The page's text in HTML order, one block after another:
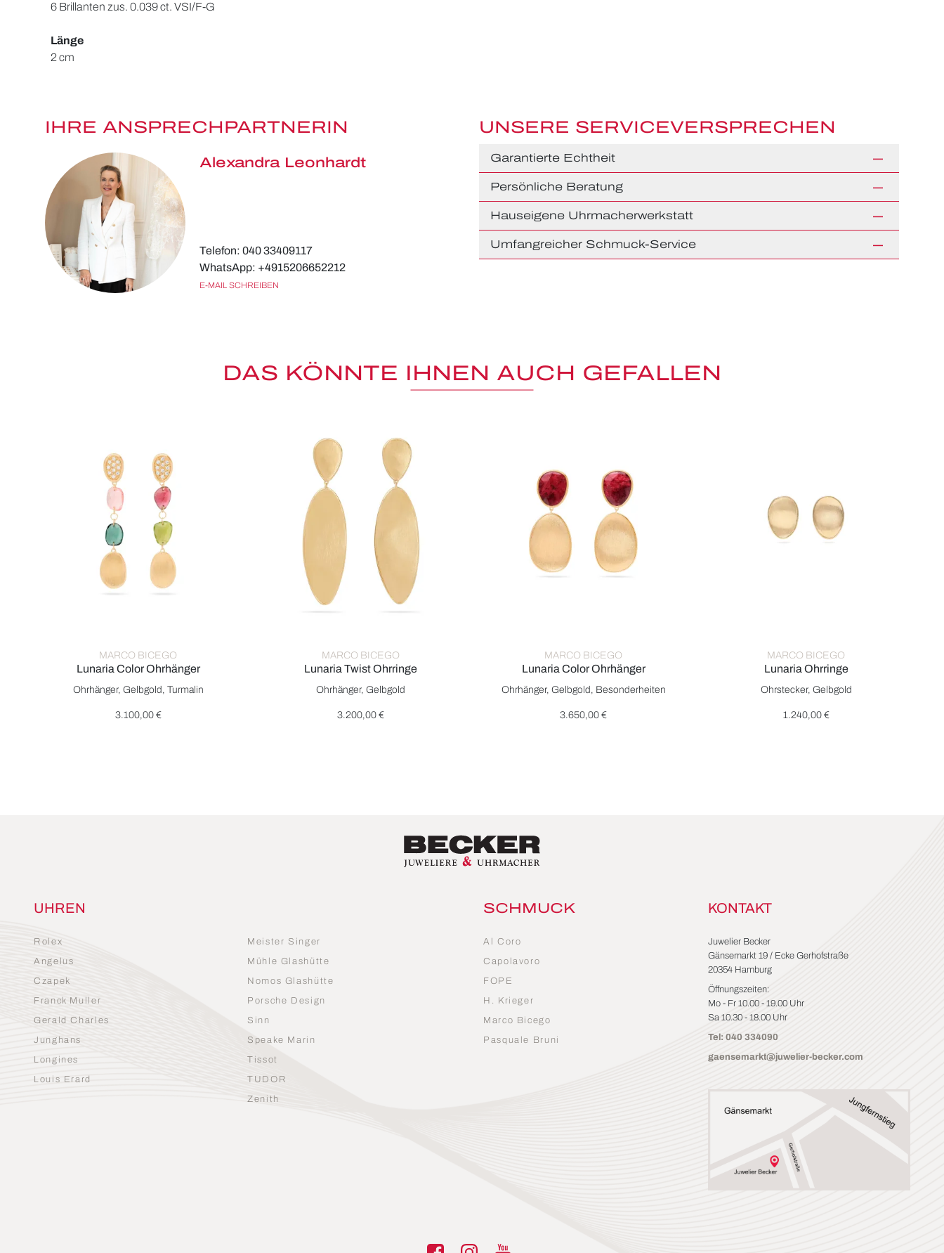
6 Brillanten zus. 0.039 ct. VSI/F-G
Länge
2 cm
IHRE ANSPRECHPARTNERIN
Alexandra Leonhardt
Telefon: 040 33409117
WhatsApp: +4915206652212
E-MAIL SCHREIBEN
UNSERE SERVICEVERSPRECHEN
Garantierte Echtheit
Persönliche Beratung
Hauseigene Uhrmacherwerkstatt
Umfangreicher Schmuck-Service
DAS KÖNNTE IHNEN AUCH GEFALLEN
MARCO BICEGO
Lunaria Color Ohrhänger
Marco Bicego Lunaria Color Ohrhänger, Ref: OB1899-B TM01 Y, Preis: 3.100,00 €
Ohrhänger, Gelbgold, Turmalin
3.100,00 €
MARCO BICEGO
Lunaria Twist Ohrringe
Marco Bicego Lunaria Twist Ohrringe, Ref: OB1917 Y, Preis: 3.200,00 €
Ohrhänger, Gelbgold
3.200,00 €
MARCO BICEGO
Lunaria Color Ohrhänger
Marco Bicego Lunaria Color Ohrhänger, Ref: OB1345 TUL01 Y, Preis: 3.650,00 €
Ohrhänger, Gelbgold, Besonderheiten
3.650,00 €
MARCO BICEGO
Lunaria Ohrringe
Marco Bicego Lunaria Ohrringe, Ref: OB1342
Ohrstecker, Gelbgold
1.240,00 €
UHREN
Rolex
Angelus
Czapek
Franck Muller
Gerald Charles
Junghans
Longines
Louis Erard
Meister Singer
Mühle Glashütte
Nomos Glashütte
Porsche Design
Sinn
Speake Marin
Tissot
TUDOR
Zenith
SCHMUCK
Al Coro
Capolavoro
FOPE
H. Krieger
Marco Bicego
Pasquale Bruni
KONTAKT
Juwelier Becker
Gänsemarkt 19 / Ecke Gerhofstraße
20354 Hamburg
Öffnungszeiten:
Mo - Fr 10.00 - 19.00 Uhr
Sa 10.30 - 18.00 Uhr
Tel: 040 334090
gaensemarkt@juwelier-becker.com